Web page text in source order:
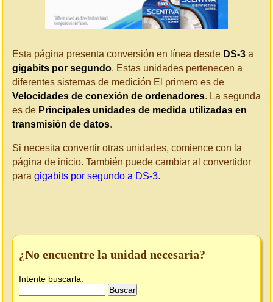
Esta página presenta conversión en línea desde DS-3 a
gigabits por segundo. Estas unidades pertenecen a
diferentes sistemas de medición El primero es de
Velocidades de conexión de ordenadores. La segunda
es de Principales unidades de medida utilizadas en
transmisión de datos.
Si necesita convertir otras unidades, comience con la
página de inicio. También puede cambiar al convertidor
para gigabits por segundo a DS-3.
¿No encuentre la unidad necesaria?
Intente buscarla: